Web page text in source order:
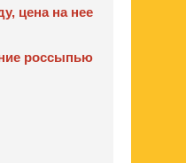
цена на нее
россыпью